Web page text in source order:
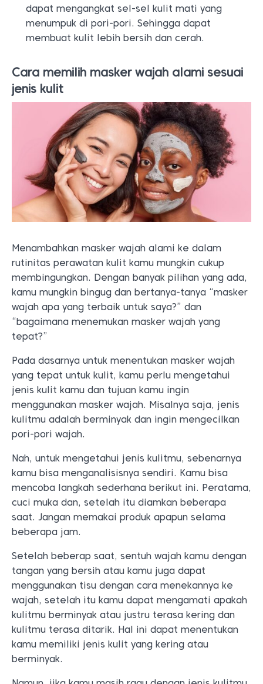
dapat mengangkat sel-sel kulit mati yang
menumpuk di pori-pori. Sehingga dapat
membuat kulit lebih bersih dan cerah.
Cara memilih masker wajah alami sesuai
jenis kulit
Menambahkan masker wajah alami ke dalam
rutinitas perawatan kulit kamu mungkin cukup
membingungkan. Dengan banyak pilihan yang ada,
kamu mungkin bingug dan bertanya-tanya “masker
wajah apa yang terbaik untuk saya?” dan
“bagaimana menemukan masker wajah yang
tepat?”
Pada dasarnya untuk menentukan masker wajah
yang tepat untuk kulit, kamu perlu mengetahui
jenis kulit kamu dan tujuan kamu ingin
menggunakan masker wajah. Misalnya saja, jenis
kulitmu adalah berminyak dan ingin mengecilkan
pori-pori wajah.
Nah, untuk mengetahui jenis kulitmu, sebenarnya
kamu bisa menganalisisnya sendiri. Kamu bisa
mencoba langkah sederhana berikut ini. Peratama,
cuci muka dan, setelah itu diamkan beberapa
saat. Jangan memakai produk apapun selama
beberapa jam.
Setelah beberap saat, sentuh wajah kamu dengan
tangan yang bersih atau kamu juga dapat
menggunakan tisu dengan cara menekannya ke
wajah, setelah itu kamu dapat mengamati apakah
kulitmu berminyak atau justru terasa kering dan
kulitmu terasa ditarik. Hal ini dapat menentukan
kamu memiliki jenis kulit yang kering atau
berminyak.